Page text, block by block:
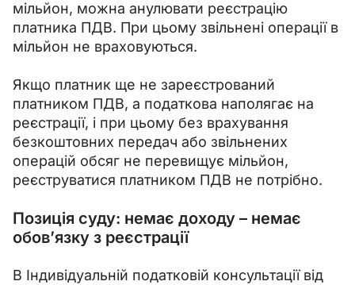
мільйон, можна анулювати реєстрацію
платника ПДВ. При цьому звільнені операції в
мільйон не враховуються.
Якщо платник ще не зареєстрований
платником ПДВ, а податкова наполягає на
реєстрації, і при цьому без врахування
безкоштовних передач або звільнених
операцій обсяг не перевищує мільйон,
реєструватися платником ПДВ не потрібно.
Позиція суду: немає доходу – немає
обов’язку з реєстрації
В Індивідуальній податковій консультації від